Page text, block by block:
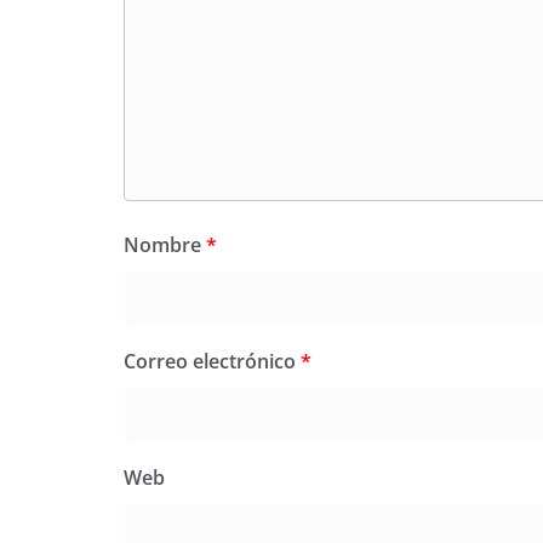
Nombre*
Correo electrónico *
Web